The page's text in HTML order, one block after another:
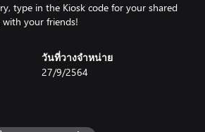
type in the Kiosk code for your shared
your friends!
วันที่วางจำหน่าย
27/9/2564